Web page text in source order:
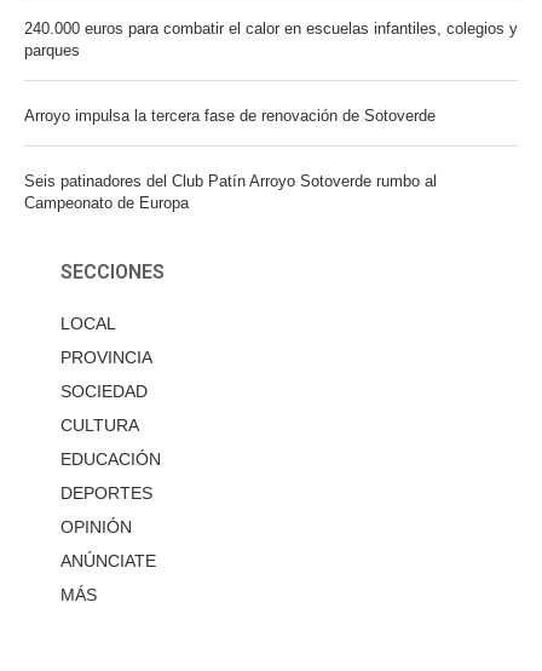
240.000 euros para combatir el calor en escuelas infantiles, colegios y
parques
Arroyo impulsa la tercera fase de renovación de Sotoverde
Seis patinadores del Club Patín Arroyo Sotoverde rumbo al
Campeonato de Europa
SECCIONES
LOCAL
PROVINCIA
SOCIEDAD
CULTURA
EDUCACIÓN
DEPORTES
OPINIÓN
ANÚNCIATE
MÁS